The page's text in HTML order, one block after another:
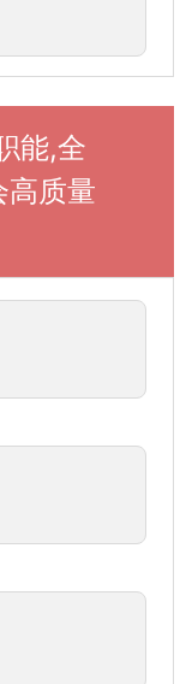
能,全
高质量